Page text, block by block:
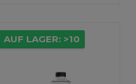
AUF LAGER: >10